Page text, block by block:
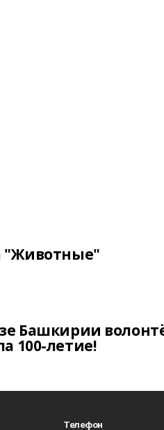
"Животные"
Башкирии
100-летие!
Телефон